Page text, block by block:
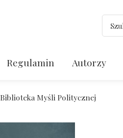
Regulamin Autorzy
Biblioteka Myśli Politycznej